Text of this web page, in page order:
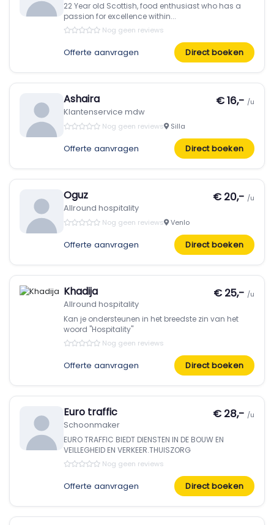
22 Year old Scottish, food enthusiast who has a
passion for excellence within...
Nog geen reviews
Offerte aanvragen Direct boeken
Ashaira
Klantenservice mdw
€ 16,- /u
Nog geen reviews Silla
Offerte aanvragen Direct boeken
Oguz
Allround hospitality
€ 20,- /u
Nog geen reviews Venlo
Offerte aanvragen Direct boeken
Khadija
Allround hospitality
€ 25,- /u
Kan je ondersteunen in het breedste zin van het
woord "Hospitality"
Nog geen reviews
Offerte aanvragen Direct boeken
Euro traffic
Schoonmaker
€ 28,- /u
EURO TRAFFIC BIEDT DIENSTEN IN DE BOUW EN
VEILLEGHEID EN VERKEER.THUISZORG
Nog geen reviews
Offerte aanvragen Direct boeken